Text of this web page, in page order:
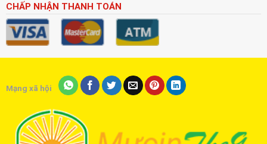
CHẤP NHẬN THANH TOÁN
Mạng xã hội